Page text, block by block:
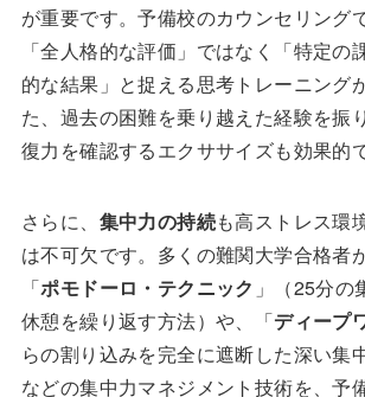
が重要です。予備校のカウンセリング
「全人格的な評価」ではなく「特定の
的な結果」と捉える思考トレーニング
た、過去の困難を乗り越えた経験を振
復力を確認するエクササイズも効果的で
さらに、 集中力の持続も高ストレス環
は不可欠です。多くの難関大学合格者
「ポモドーロ・テクニック 」（25分
休憩を繰り返す方法）や、「ディープ
らの割り込みを完全に遮断した深い集
などの集中力マネジメント技術を、予